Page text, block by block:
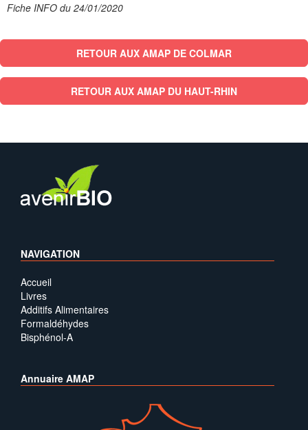
Fiche INFO du 24/01/2020
RETOUR AUX AMAP DE COLMAR
RETOUR AUX AMAP DU HAUT-RHIN
NAVIGATION
Accueil
Livres
Additifs Alimentaires
Formaldéhydes
Bisphénol-A
Annuaire AMAP